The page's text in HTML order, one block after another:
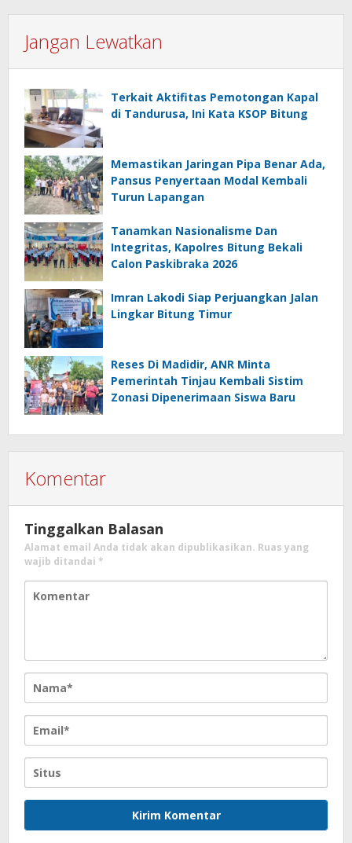
Jangan Lewatkan
Terkait Aktifitas Pemotongan Kapal
di Tandurusa, Ini Kata KSOP Bitung
Memastikan Jaringan Pipa Benar Ada,
Pansus Penyertaan Modal Kembali
Turun Lapangan
Tanamkan Nasionalisme Dan
Integritas, Kapolres Bitung Bekali
Calon Paskibraka 2026
Imran Lakodi Siap Perjuangkan Jalan
Lingkar Bitung Timur
Reses Di Madidir, ANR Minta
Pemerintah Tinjau Kembali Sistim
Zonasi Dipenerimaan Siswa Baru
Komentar
Tinggalkan Balasan
Alamat email Anda tidak akan dipublikasikan. Ruas yang
wajib ditandai *